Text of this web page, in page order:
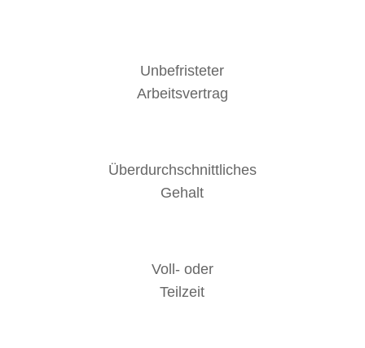
Unbefristeter
Arbeitsvertrag
Überdurch­schnittliches
Gehalt
Voll- oder
Teilzeit